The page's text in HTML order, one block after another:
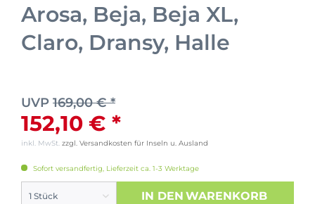
Arosa, Beja, Beja XL,
Claro, Dransy, Halle
UVP 169,00 € *
152,10 € *
inkl. MwSt. zzgl. Versandkosten für Inseln u. Ausland
Sofort versandfertig, Lieferzeit ca. 1-3 Werktage
IN DEN WARENKORB